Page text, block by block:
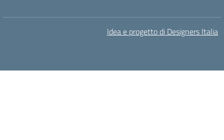
Idea e progetto di Designers Italia